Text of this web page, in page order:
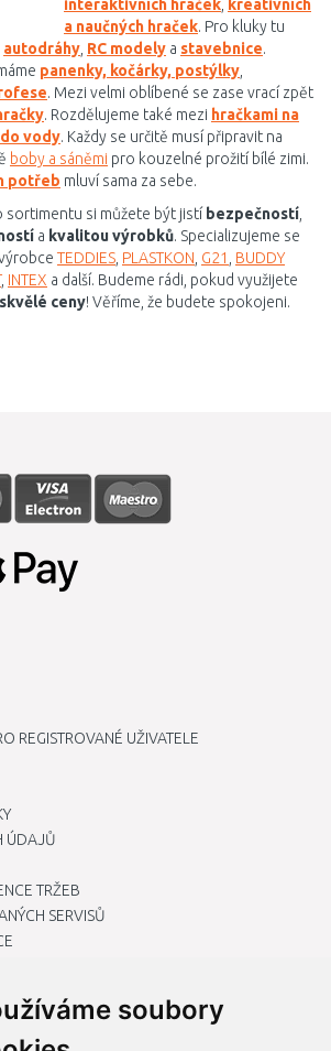
soubory
interaktivních hraček kreativních
a naučných hraček. Pro kluky tu
autodráhy RC modely a stavebnice.
panenky, kočárky, postýlky
. Mezi velmi oblíbené se zase vrací zpět
. Rozdělujeme také mezi hračkami na
vody. Každy se určitě musí připravit na
boby a sáněmi pro kouzelné prožití bílé zimi.
potřeb mluví sama za sebe.
sortimentu si můžete být jistí bezpečností
a kvalitou výrobků. Specializujeme se
TEDDIES PLASTKON G21
BUDDY
, INTEX a další. Budeme rádi, pokud využijete
skvělé ceny! Věříme, že budete spokojeni.
REGISTROVANÉ UŽIVATELE
ÚDAJŮ
TRŽEB
SERVISŮ
COOKIES